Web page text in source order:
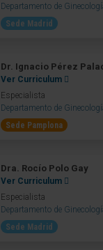
Departamento de
Sede Madrid
Dr. Ignacio Pérez
Ver Curriculum
Especialista
Departamento de
Sede Pamplona
Dra. Rocío Polo Gay
Ver Curriculum
Especialista
Departamento de
Sede Madrid